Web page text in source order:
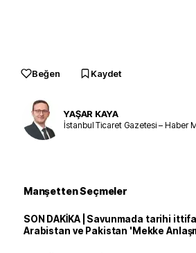
Beğen Kaydet
YAŞAR KAYA
İstanbul Ticaret Gazetesi – Haber
Manşetten Seçmeler
SON DAKİKA | Savunmada tarihi
Arabistan ve Pakistan 'Mekke